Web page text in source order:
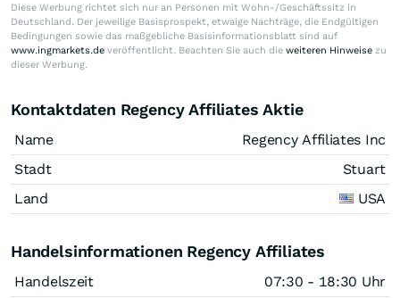
Diese Werbung richtet sich nur an Personen mit Wohn-/Geschäftssitz in
Deutschland. Der jeweilige Basisprospekt, etwaige Nachträge, die Endgültigen
Bedingungen sowie das maßgebliche Basisinformationsblatt sind auf
www.ingmarkets.de veröffentlicht. Beachten Sie auch die weiteren Hinweise zu
dieser Werbung.
Kontaktdaten Regency Affiliates Aktie
Name
Regency Affiliates Inc
Stadt
Stuart
Land
USA
Handelsinformationen Regency Affiliates
Handelszeit
07:30 - 18:30 Uhr